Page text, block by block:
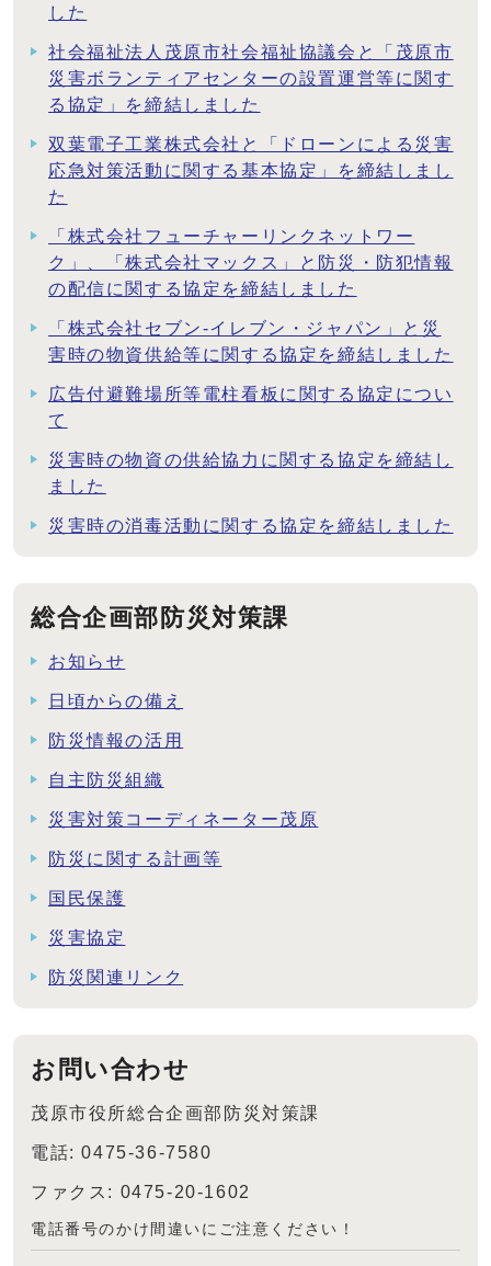
した
社会福祉法人茂原市社会福祉協議会と「茂原市
災害ボランティアセンターの設置運営等に関す
る協定」を締結しました
双葉電子工業株式会社と「ドローンによる災害
応急対策活動に関する基本協定」を締結しまし
た
「株式会社フューチャーリンクネットワー
ク」、「株式会社マックス」と防災・防犯情報
の配信に関する協定を締結しました
「株式会社セブン-イレブン・ジャパン」と災
害時の物資供給等に関する協定を締結しました
広告付避難場所等電柱看板に関する協定につい
て
災害時の物資の供給協力に関する協定を締結し
ました
災害時の消毒活動に関する協定を締結しました
総合企画部防災対策課
お知らせ
日頃からの備え
防災情報の活用
自主防災組織
災害対策コーディネーター茂原
防災に関する計画等
国民保護
災害協定
防災関連リンク
お問い合わせ
茂原市役所総合企画部防災対策課
電話: 0475-36-7580
ファクス: 0475-20-1602
電話番号のかけ間違いにご注意ください！